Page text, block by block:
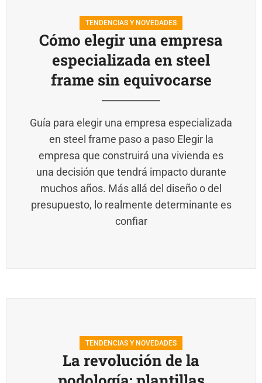
TENDENCIAS Y NOVEDADES
Cómo elegir una empresa
especializada en steel
frame sin equivocarse
Guía para elegir una empresa especializada
en steel frame paso a paso Elegir la
empresa que construirá una vivienda es
una decisión que tendrá impacto durante
muchos años. Más allá del diseño o del
presupuesto, lo realmente determinante es
confiar
TENDENCIAS Y NOVEDADES
La revolución de la